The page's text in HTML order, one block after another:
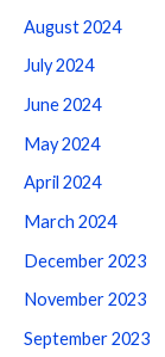
August 2024
July 2024
June 2024
May 2024
April 2024
March 2024
December 2023
November 2023
September 2023